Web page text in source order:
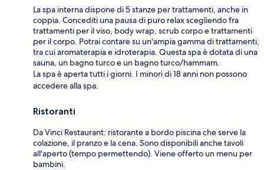
La spa interna dispone di 5 stanze per trattamenti, anche in
coppia. Concediti una pausa di puro relax scegliendo fra
trattamenti per il viso, body wrap, scrub corpo e trattamenti
per il corpo. Potrai contare su un'ampia gamma di trattamenti,
tra cui aromaterapia e idroterapia. Questa spa è dotata di una
sauna, un bagno turco e un bagno turco/hammam.
La spa è aperta tutti i giorni. I minori di 18 anni non possono
accedere alla spa.
Ristoranti
Da Vinci Restaurant: ristorante a bordo piscina che serve la
colazione, il pranzo e la cena. Sono disponibili anche tavoli
all'aperto (tempo permettendo). Viene offerto un menu per
bambini.